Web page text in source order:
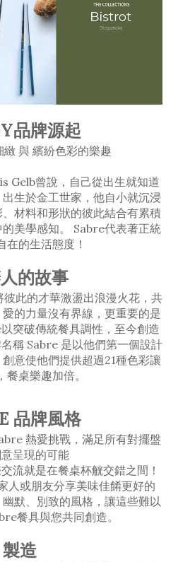
品牌源起
緻 與 繽紛色彩的樂趣
Gelb曾說，自己從出生就知道
生於金工世家，他自小就沉浸
材料和形狀的彼此結合有累積
美學感知。 Sabre代表著正統
在的生活態度！
的故事
此的才華激盪出浪漫火花，共
的力量沒有界線，更重要的是
突破傳統餐具調性，至今創造
稱 Sabre 是以他們第一個設計
意使他們提供超過21種色彩讓
餐桌樂趣加倍。
品牌風格
熱愛挑戰，滿足所有對擺盤
呈現的可能
流就是在餐桌杯觥交錯之間！
人或朋友分享美味佳餚更好的
默、別致的風格，讓這些難以
餐具與您共同創造。
製造